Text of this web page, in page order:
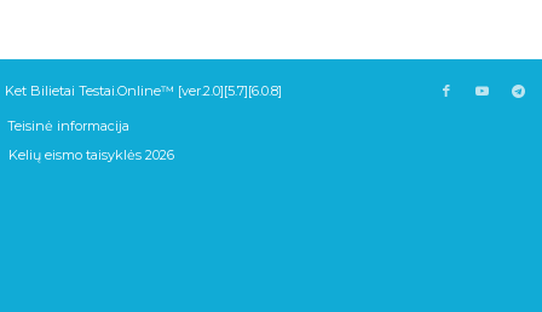
Ket Bilietai Testai.Online™ [ver.2.0][5.7][6.0.8]
Teisinė informacija
Kelių eismo taisyklės 2026